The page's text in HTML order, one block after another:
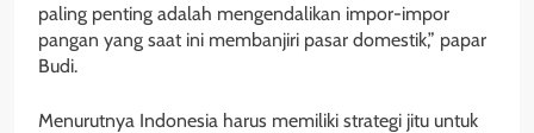
paling penting adalah mengendalikan impor-impor
pangan yang saat ini membanjiri pasar domestik,” papar
Budi.
Menurutnya Indonesia harus memiliki strategi jitu untuk